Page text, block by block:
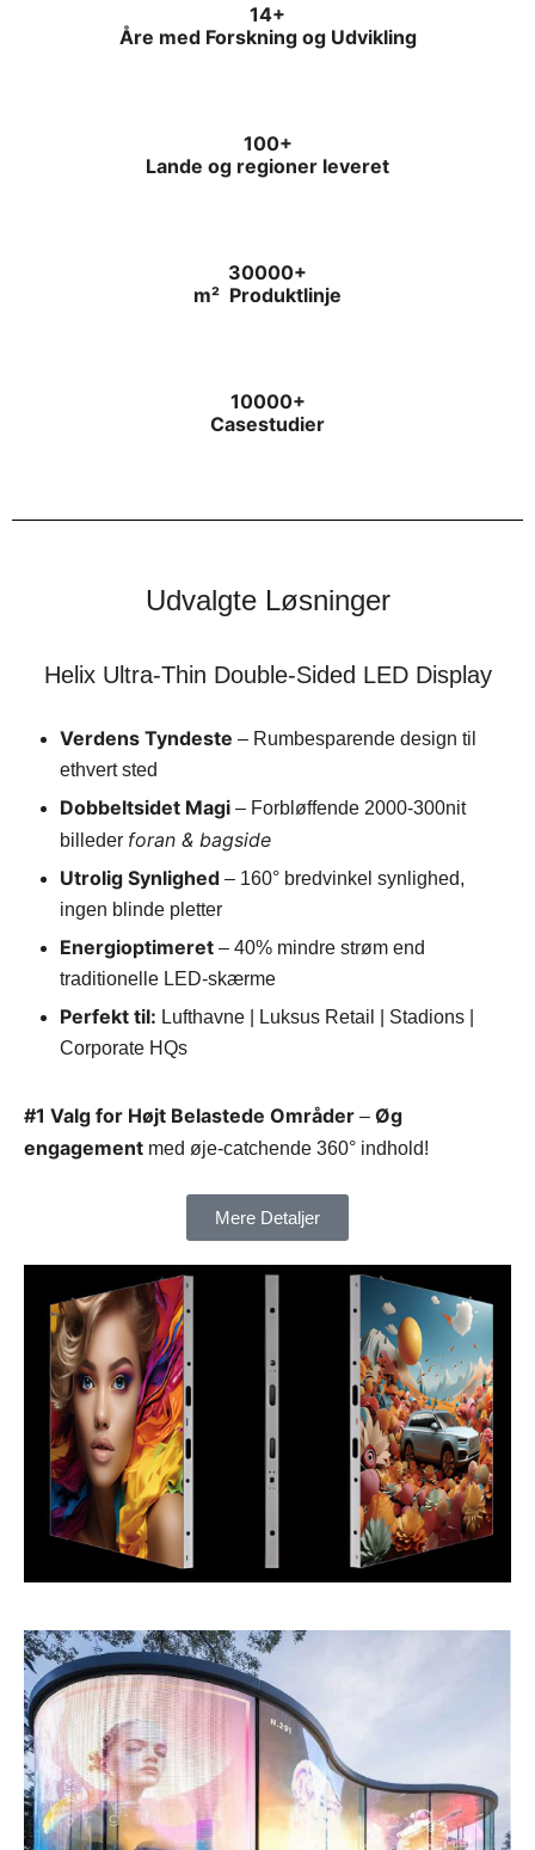
14+
Åre med Forskning og Udvikling
100+
Lande og regioner leveret
30000+
m² Produktlinje
10000+
Casestudier
Udvalgte Løsninger
Helix Ultra-Thin Double-Sided LED Display
Verdens Tyndeste – Rumbesparende design til
ethvert sted
Dobbeltsidet Magi – Forbløffende 2000-300nit
billeder foran & bagside
Utrolig Synlighed – 160° bredvinkel synlighed,
ingen blinde pletter
Energioptimeret – 40% mindre strøm end
traditionelle LED-skærme
Perfekt til: Lufthavne | Luksus Retail | Stadions |
Corporate HQs
#1 Valg for Højt Belastede Områder – Øg
engagement med øje-catchende 360° indhold!
Mere Detaljer